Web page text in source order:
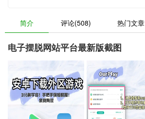
简介 评论(508) 热门文章
电子摆脱网站平台最新版截图